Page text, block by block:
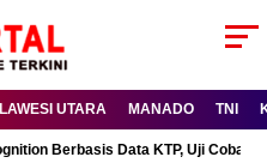
UTARA MANADO TNI
Berbasis Data KTP, Uji Coba